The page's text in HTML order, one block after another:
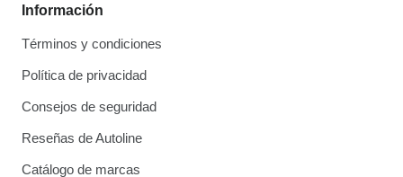
Información
Términos y condiciones
Política de privacidad
Consejos de seguridad
Reseñas de Autoline
Catálogo de marcas